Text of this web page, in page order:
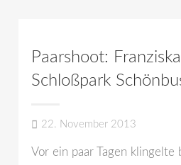
Paarshoot:
Schloßpark
22. November 2013
Vor ein paar Tagen klingelte